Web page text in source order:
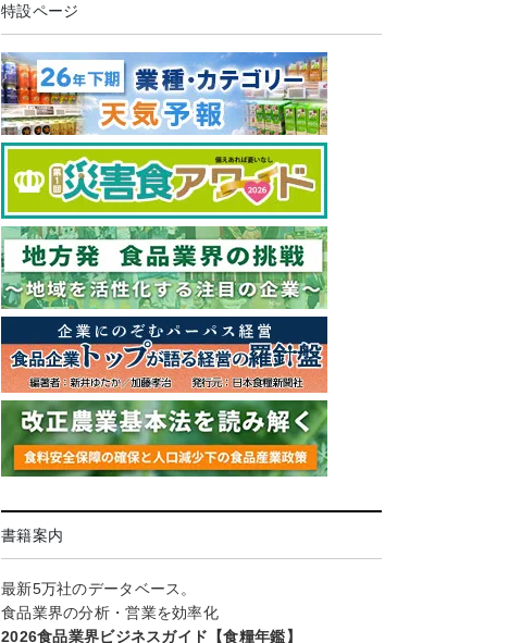
特設ページ
書籍案内
最新5万社のデータベース。
食品業界の分析・営業を効率化
2026食品業界ビジネスガイド【食糧年鑑】